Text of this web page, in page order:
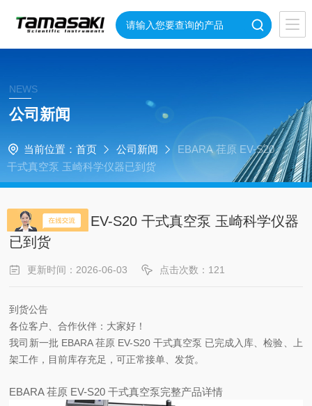
NEWS
公司新闻
当前位置： 首页 公司新闻
EBARA 荏原 EV-S20
干式真空泵 玉崎科学仪器已到货
EBARA 荏原 EV-S20 干式真空泵 玉崎科学仪器
已到货
更新时间：2026-06-03 点击次数：121
到货公告
各位客户、合作伙伴：大家好！
我司新一批 EBARA 荏原 EV-S20 干式真空泵 已完成入库、检验、上
架工作，目前库存充足，可正常接单、发货。
EBARA 荏原 EV-S20 干式真空泵完整产品详情